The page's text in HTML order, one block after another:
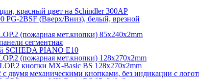
красный цвет на Schindler 300AP
PG-2BSF (Вверх/Вниз), белый, врезной
(пожарная мет.кнопки) 85х240х2mm
сегментная
SCHEDA PIANO E10
(пожарная мет.кнопки) 128х270х2mm
кнопки MX-Basic BS 128х270х2mm
двумя механическими кнопками, без индикации с